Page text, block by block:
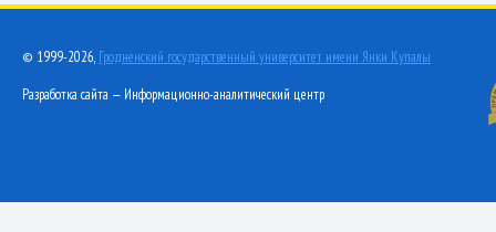
© 1999-2026, Гродненский государственный университет имени Янки Купалы
Разработка сайта — Информационно-аналитический центр